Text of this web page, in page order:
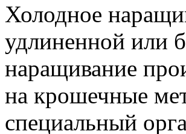
Холодное
удлиненной или
наращивание
на крошечные
специальный